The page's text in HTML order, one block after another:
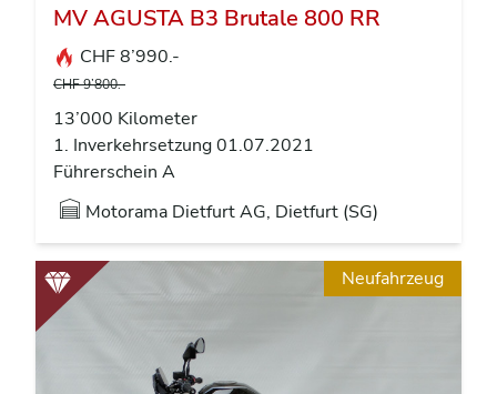
MV AGUSTA B3 Brutale 800 RR
CHF 8’990.-
CHF 9’800.-
13’000 Kilometer
1. Inverkehrsetzung 01.07.2021
Führerschein A
Motorama Dietfurt AG, Dietfurt (SG)
Neufahrzeug